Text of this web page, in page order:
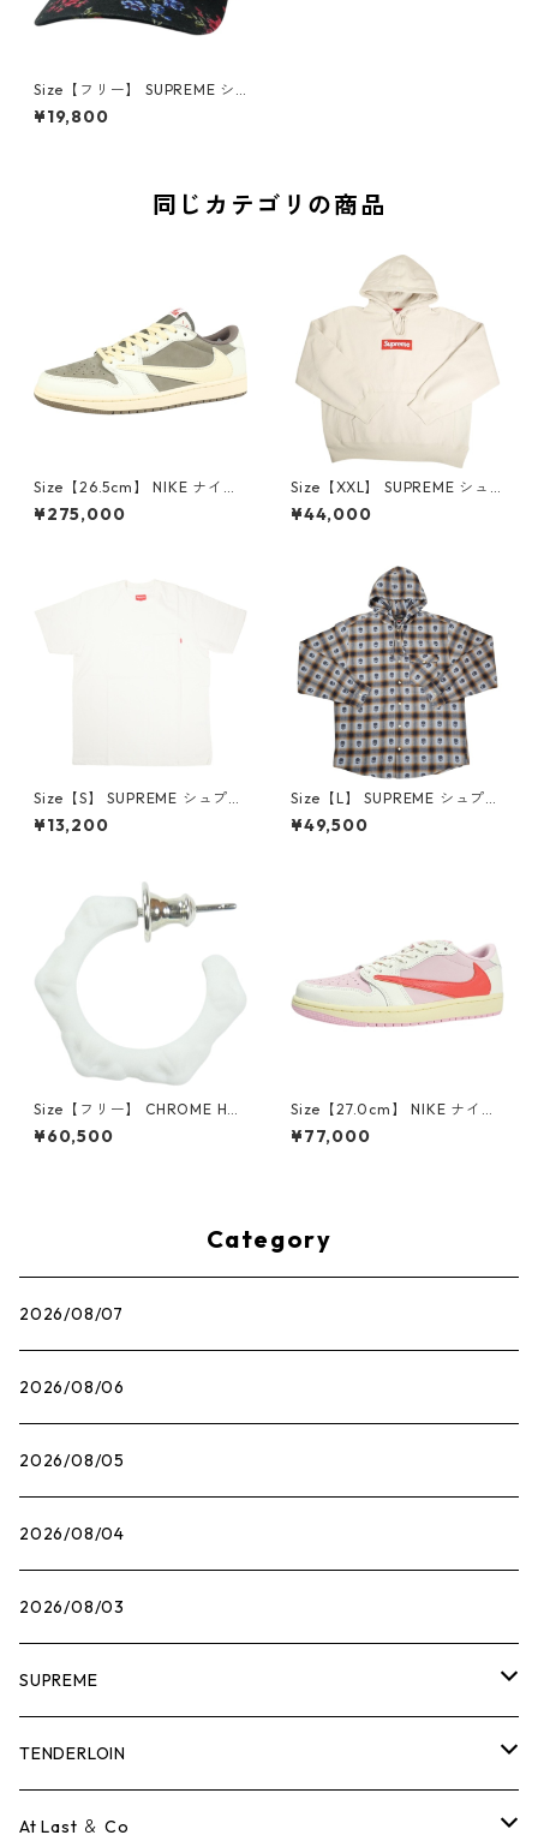
Size【フリー】 SUPREME シ
ュプリーム 26SS Floral Flann
el 6-Panel Black キャップ 黒
¥19,800
同じカテゴリの商品
Size【26.5cm】 NIKE ナイキ
×Travis Scott AIR JORDAN 1
LOW Reverse Mocha DM786
¥275,000
Size【XXL】 SUPREME シュ
プリーム 24AW Box Logo Ho
oded Sweatshirt Stone ボッ
¥44,000
Size【S】 SUPREME シュプリ
ーム S/S Pocket Tee White T
シャツ 白 【新古品・未使用
¥13,200
Size【L】 SUPREME シュプリ
ーム ×Number (N)ine 25FW
Hooded Flannel Shirt Blue
¥49,500
Size【フリー】 CHROME HEA
RTS クロム・ハーツ CH Cross
SINGLE Hoop Earring WHITE
¥60,500
Size【27.0cm】 NIKE ナイキ
×Travis Scott AIR JORDAN 1
LOW OG SP Muslin/Shy Pink
¥77,000
Category
2026/08/07
2026/08/06
2026/08/05
2026/08/04
2026/08/03
SUPREME
Tシャツ
ロンTEE
TENDERLOIN
Tシャツ
At Last ＆ Co